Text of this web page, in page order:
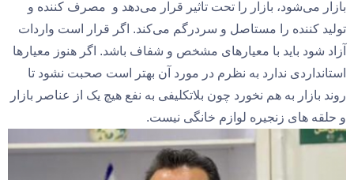
بازار می‌شود، بازار را تحت تاثیر قرار می‌دهد و مصرف کننده و
تولید کننده را مستاصل و سردرگم می‌کند. اگر قرار است واردات
آزاد شود باید با معیارهای مشخص و شفاف باشد. اگر هنوز معیارها
استانداردی ندارد به نظرم در مورد آن بهتر است صحبت نشود تا
روند بازار به هم نخورد چون بلاتکلیفی به نفع هیچ یک از عناصر بازار
و حلقه های زنجیره لوازم خانگی نیست.